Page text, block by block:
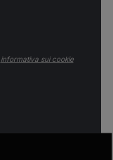
informativa sui cookie